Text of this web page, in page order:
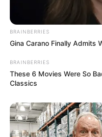
einarbeiten.
2. Backen
Springform
Bei 170 °C
BRAINBERRIES
Gina Carano Finally Admits
BRAINBERRIES
These 6 Movies Were So
Classics